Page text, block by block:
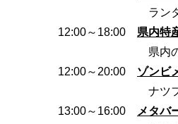
ラン
12:00～18:00 県内特
県内
12:00～20:00 ゾンビ
ナツ
13:00～16:00
メタバ